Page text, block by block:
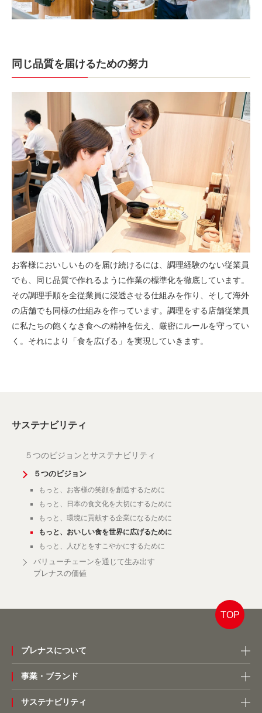
同じ品質を届けるための努力
お客様においしいものを届け続けるには、調理経験のない従業員
でも、同じ品質で作れるように作業の標準化を徹底しています。
その調理手順を全従業員に浸透させる仕組みを作り、そして海外
の店舗でも同様の仕組みを作っています。調理をする店舗従業員
に私たちの飽くなき食への精神を伝え、厳密にルールを守ってい
く。それにより「食を広げる」を実現していきます。
サステナビリティ
５つのビジョンとサステナビリティ
５つのビジョン
もっと、お客様の笑顔を創造するために
もっと、日本の食文化を大切にするために
もっと、環境に貢献する企業になるために
もっと、おいしい食を世界に広げるために
もっと、人びとをすこやかにするために
バリューチェーンを通じて生み出す
プレナスの価値
TOP
プレナスについて
事業・ブランド
サステナビリティ